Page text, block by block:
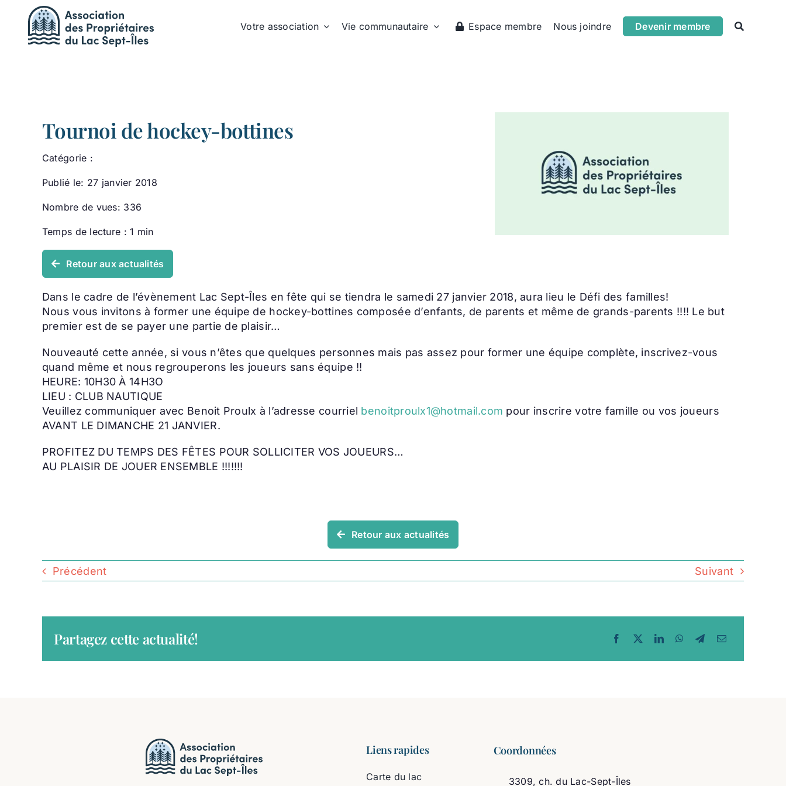
Passer
contenu
Votre association Vie communautaire Espace membre Nous joindre Devenir membre
Tournoi de hockey-bottines
Catégorie :
Publié le: 27 janvier 2018
Nombre de vues: 336
Temps de lecture : 1 min
Retour aux actualités
Dans le cadre de l’évènement Lac Sept-Îles en fête qui se tiendra le samedi 27 janvier 2018, aura lieu le Défi des familles!
Nous vous invitons à former une équipe de hockey-bottines composée d’enfants, de parents et même de grands-parents !!!! Le but
premier est de se payer une partie de plaisir…
Nouveauté cette année, si vous n’êtes que quelques personnes mais pas assez pour former une équipe complète, inscrivez-vous
quand même et nous regrouperons les joueurs sans équipe !!
HEURE: 10H30 À 14H3O
LIEU : CLUB NAUTIQUE
Veuillez communiquer avec Benoit Proulx à l’adresse courriel benoitproulx1@hotmail.com pour inscrire votre famille ou vos joueurs
AVANT LE DIMANCHE 21 JANVIER.
PROFITEZ DU TEMPS DES FÊTES POUR SOLLICITER VOS JOUEURS…
AU PLAISIR DE JOUER ENSEMBLE !!!!!!!
Retour aux actualités
Précédent Suivant
Partagez cette actualité!
Liens rapides
Carte du lac
Coordonnées
3309, ch. du Lac-Sept-Îles